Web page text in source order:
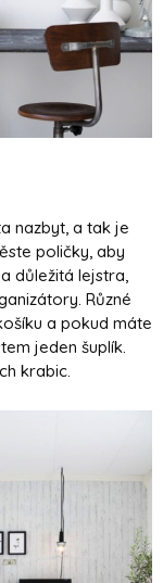
nazbyt, a tak je
poličky, aby
důležitá lejstra,
Různé
a pokud máte
jeden šuplík.
krabic.